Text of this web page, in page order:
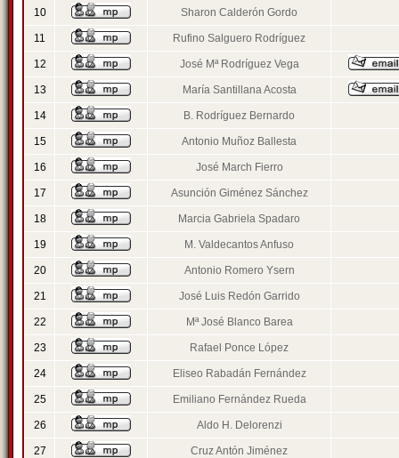
10 Sharon Calderón Gordo
11 Rufino Salguero Rodríguez
12 José Mª Rodríguez Vega
13 María Santillana Acosta
14 B. Rodríguez Bernardo
15 Antonio Muñoz Ballesta
16 José March Fierro
17 Asunción Giménez Sánchez
18 Marcia Gabriela Spadaro
19 M. Valdecantos Anfuso
20 Antonio Romero Ysern
21 José Luis Redón Garrido
22 Mª José Blanco Barea
23 Rafael Ponce López
24 Eliseo Rabadán Fernández
25 Emiliano Fernández Rueda
26 Aldo H. Delorenzi
27 Cruz Antón Jiménez